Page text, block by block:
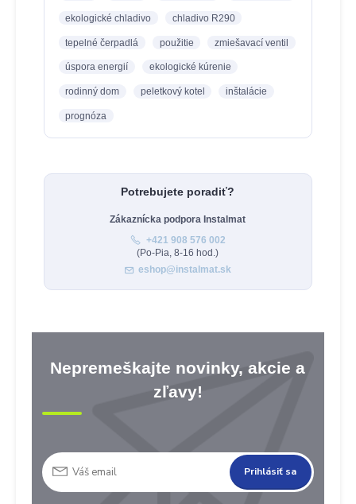
ekologické chladivo chladivo R290
tepelné čerpadlá použitie zmiešavací ventil
úspora energií ekologické kúrenie
rodinný dom peletkový kotel inštalácie
prognóza
Potrebujete poradiť?
Zákaznícka podpora Instalmat
+421 908 576 002
(Po-Pia, 8-16 hod.)
eshop@instalmat.sk
Nepremeškajte novinky, akcie a
zľavy!
Prihlásiť sa